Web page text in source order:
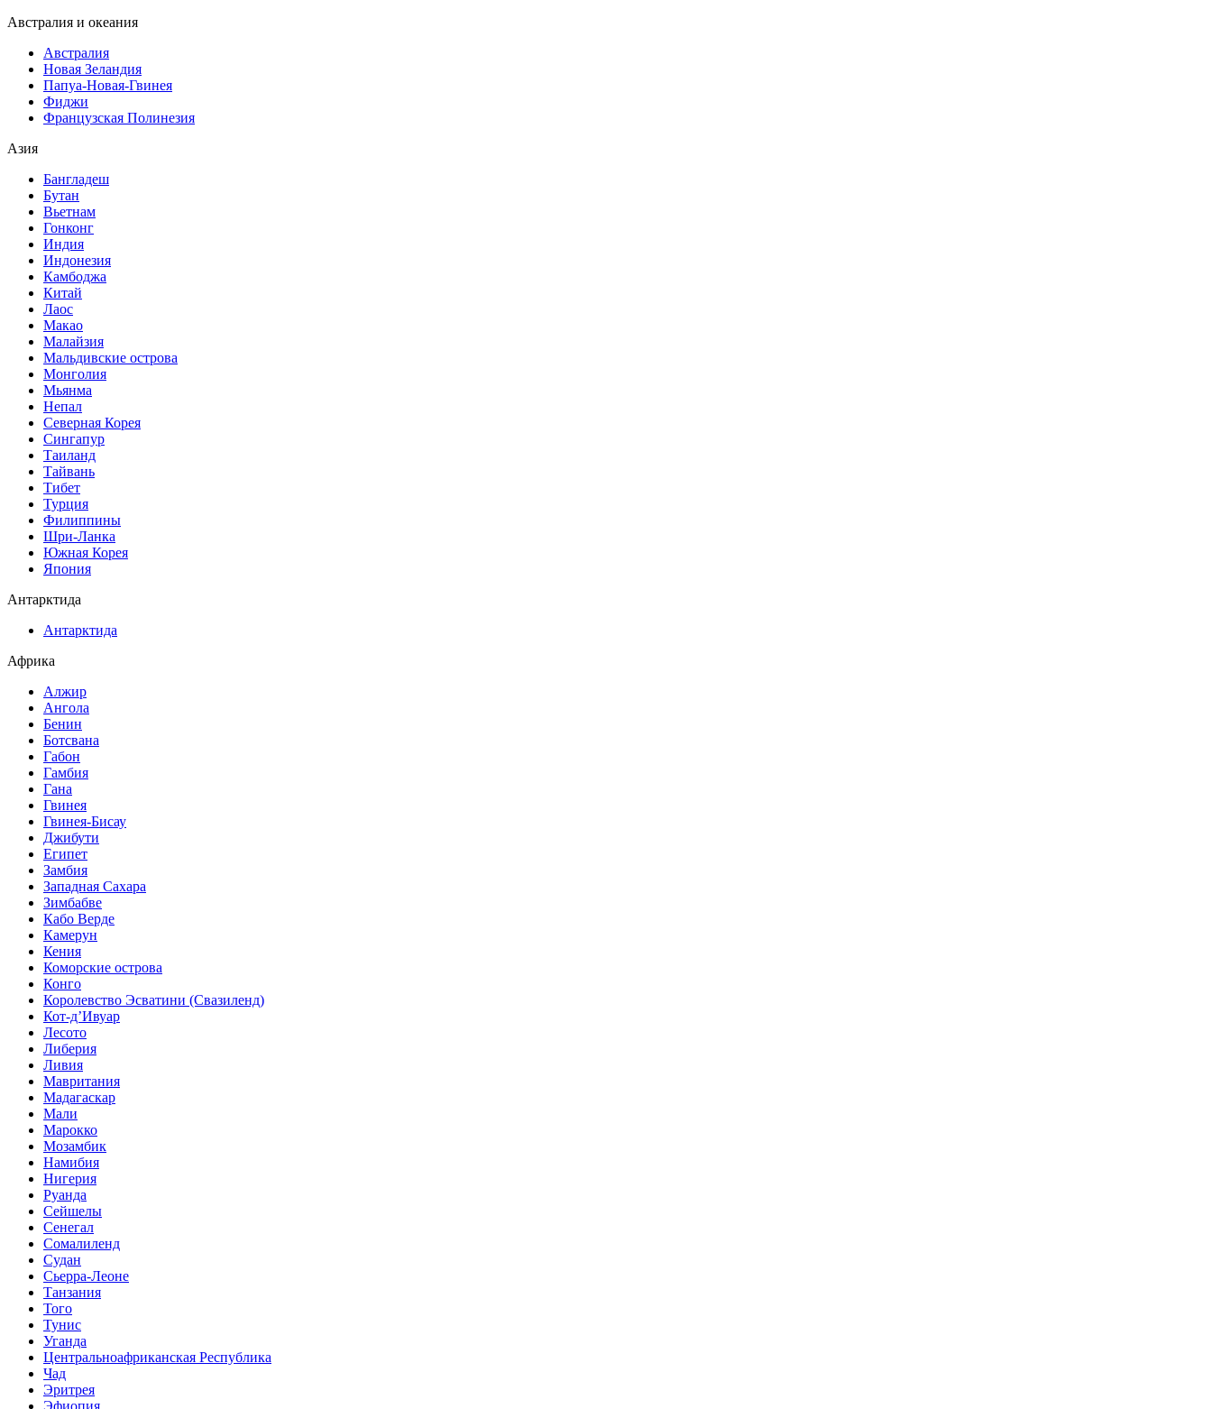
Австралия и океания
Австралия
Новая Зеландия
Папуа-Новая-Гвинея
Фиджи
Французская Полинезия
Азия
Бангладеш
Бутан
Вьетнам
Гонконг
Индия
Индонезия
Камбоджа
Китай
Лаос
Макао
Малайзия
Мальдивские острова
Монголия
Мьянма
Непал
Северная Корея
Сингапур
Таиланд
Тайвань
Тибет
Турция
Филиппины
Шри-Ланка
Южная Корея
Япония
Антарктида
Антарктида
Африка
Алжир
Ангола
Бенин
Ботсвана
Габон
Гамбия
Гана
Гвинея
Гвинея-Бисау
Джибути
Египет
Замбия
Западная Сахара
Зимбабве
Кабо Верде
Камерун
Кения
Коморские острова
Конго
Королевство Эсватини (Свазиленд)
Кот-д’Ивуар
Лесото
Либерия
Ливия
Мавритания
Мадагаскар
Мали
Марокко
Мозамбик
Намибия
Нигерия
Руанда
Сейшелы
Сенегал
Сомалиленд
Судан
Сьерра-Леоне
Танзания
Того
Тунис
Уганда
Центральноафриканская Республика
Чад
Эритрея
Эфиопия